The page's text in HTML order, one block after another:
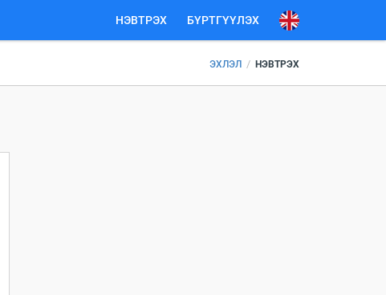
НЭВТРЭХ БҮРТГҮҮЛЭХ
ЭХЛЭЛ / НЭВТРЭХ